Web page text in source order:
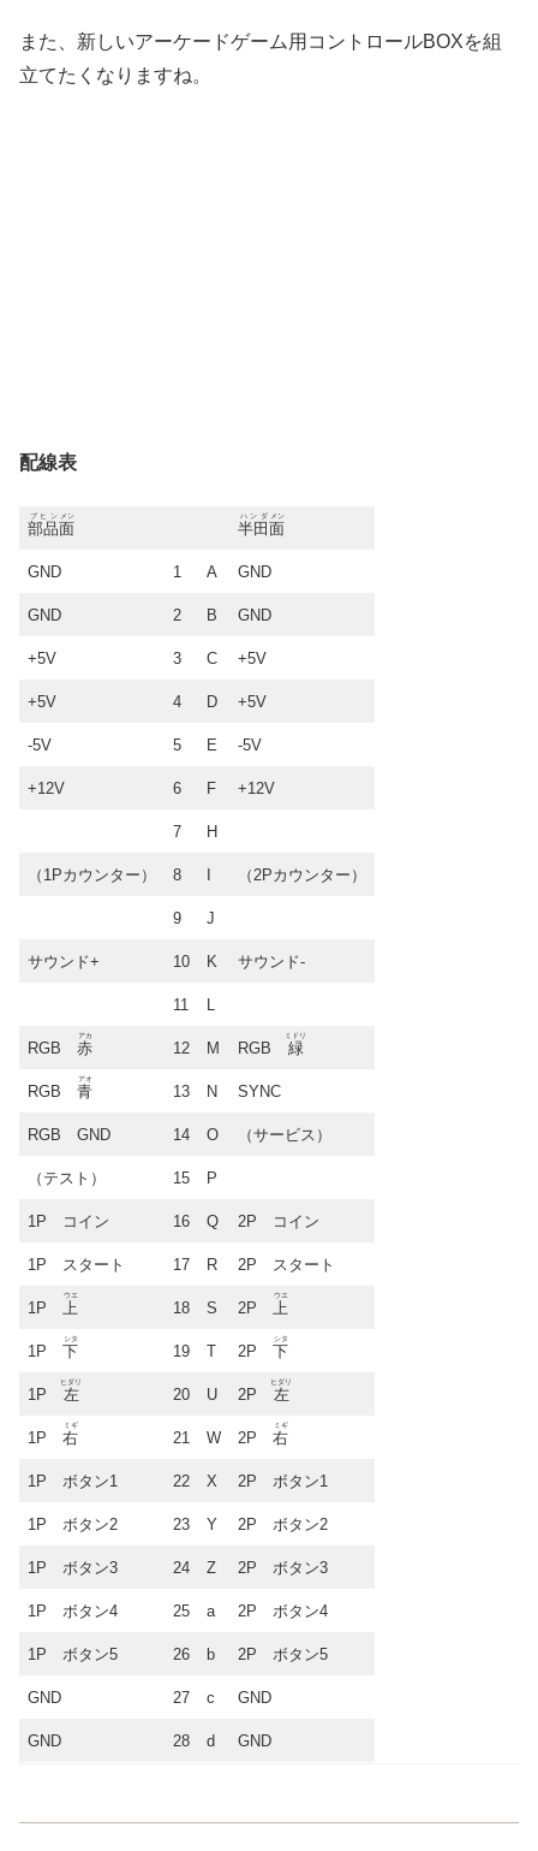
また、新しいアーケードゲーム用コントロールBOXを組
立てたくなりますね。
配線表
部品
ブヒン
面
メン
半田
ハンダ
面
メン
GND 1 A GND
GND 2 B GND
+5V 3 C +5V
+5V 4 D +5V
-5V 5 E -5V
+12V 6 F +12V
7 H
（1Pカウンター） 8 （2Pカウンター）
9 J
サウンド+ 10 K サウンド-
11 L
RGB赤
アカ
12 M RGB 緑
ミドリ
RGB青
アオ
13 N SYNC
RGB GND 14 O （サービス）
（テスト） 15 P
1P コイン 16 Q 2P コイン
1P スタート 17 R 2P スタート
1P上
ウエ
18 S 2P上
ウエ
1P下
シタ
19 T 2P下
シタ
1P 左
ヒダリ
20 U 2P 左
ヒダリ
1P右
ミギ
21 W 2P右
ミギ
1P ボタン1 22 X 2P ボタン1
1P ボタン2 23 Y 2P ボタン2
1P ボタン3 24 Z 2P ボタン3
1P ボタン4 25 a 2P ボタン4
1P ボタン5 26 b 2P ボタン5
GND 27 c GND
GND 28 d GND